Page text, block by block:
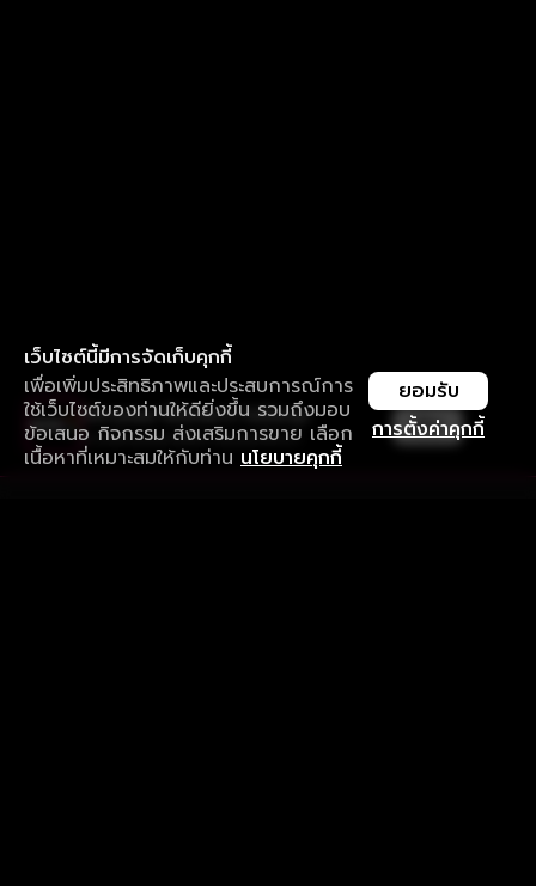
เว็บไซต์นี้มีการจัดเก็บคุกกี้
เพื่อเพิ่มประสิทธิภาพและประสบการณ์การ
ใช้เว็บไซต์ของท่านให้ดียิ่งขึ้น รวมถึงมอบ
ข้อเสนอ กิจกรรม ส่งเสริมการขาย เลือก
เนื้อหาที่เหมาะสมให้กับท่าน นโยบายคุกกี้
การตั้งค่าคุกกี้
ยอมรับ
ใช้งานแอป ลื่นไหลกว่า ไม่มีสะดุด
ดาวน์โหลดแอปเพื่อการรับชมที่ดีกว่า เปิด